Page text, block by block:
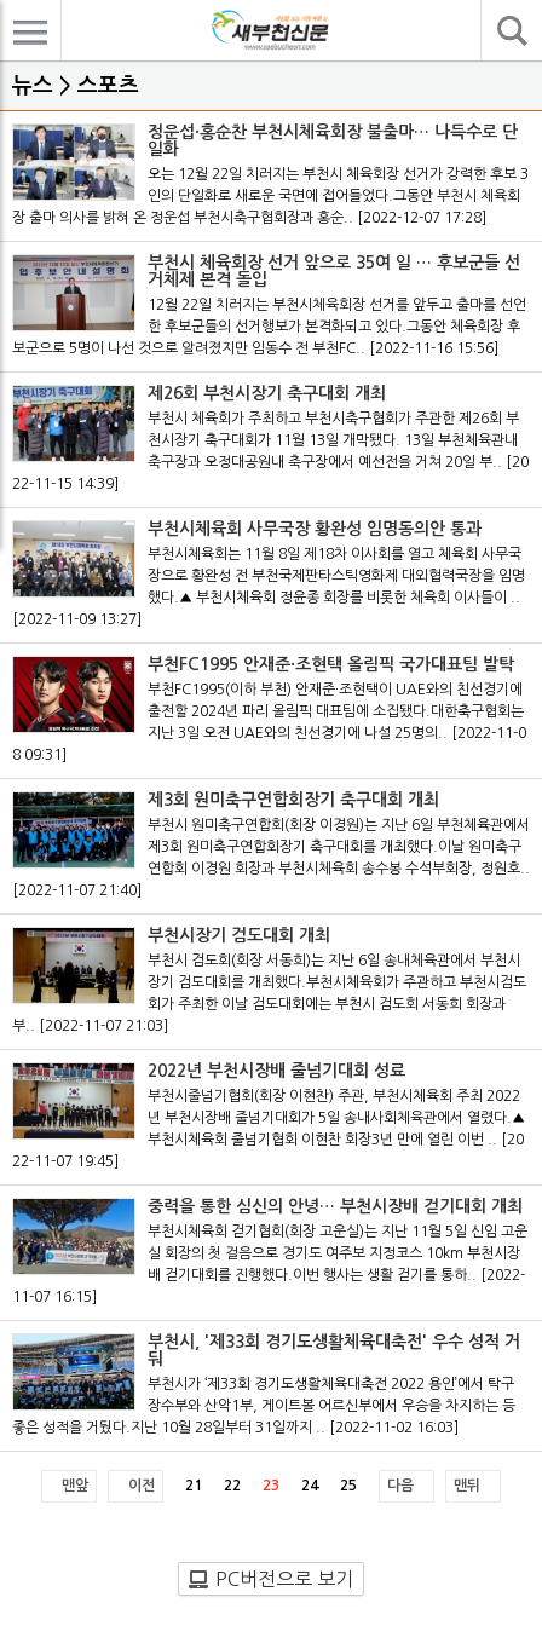
뉴스 > 스포츠
정운섭·홍순찬 부천시체육회장 불출마… 나득수로 단
일화
오는 12월 22일 치러지는 부천시 체육회장 선거가 강력한 후보 3
인의 단일화로 새로운 국면에 접어들었다.그동안 부천시 체육회
장 출마 의사를 밝혀 온 정운섭 부천시축구협회장과 홍순..
[2022-12-07 17:28]
부천시 체육회장 선거 앞으로 35여 일 … 후보군들 선
거체제 본격 돌입
12월 22일 치러지는 부천시체육회장 선거를 앞두고 출마를 선언
한 후보군들의 선거행보가 본격화되고 있다.그동안 체육회장 후
보군으로 5명이 나선 것으로 알려졌지만 임동수 전 부천FC..
[2022-11-16 15:56]
제26회 부천시장기 축구대회 개최
부천시 체육회가 주최하고 부천시축구협회가 주관한 제26회 부
천시장기 축구대회가 11월 13일 개막됐다. 13일 부천체육관내
축구장과 오정대공원내 축구장에서 예선전을 거쳐 20일 부..
[20
22-11-15 14:39]
부천시체육회 사무국장 황완성 임명동의안 통과
부천시체육회는 11월 8일 제18차 이사회를 열고 체육회 사무국
장으로 황완성 전 부천국제판타스틱영화제 대외협력국장을 임명
했다.▲ 부천시체육회 정윤종 회장를 비롯한 체육회 이사들이 ..
[2022-11-09 13:27]
부천FC1995 안재준·조현택 올림픽 국가대표팀 발탁
부천FC1995(이하 부천) 안재준·조현택이 UAE와의 친선경기에
출전할 2024년 파리 올림픽 대표팀에 소집됐다.대한축구협회는
지난 3일 오전 UAE와의 친선경기에 나설 25명의..
[2022-11-0
8 09:31]
제3회 원미축구연합회장기 축구대회 개최
부천시 원미축구연합회(회장 이경원)는 지난 6일 부천체육관에서
제3회 원미축구연합회장기 축구대회를 개최했다.이날 원미축구
연합회 이경원 회장과 부천시체육회 송수봉 수석부회장, 정원호..
[2022-11-07 21:40]
부천시장기 검도대회 개최
부천시 검도회(회장 서동희)는 지난 6일 송내체육관에서 부천시
장기 검도대회를 개최했다.부천시체육회가 주관하고 부천시검도
회가 주최한 이날 검도대회에는 부천시 검도회 서동희 회장과
부..
[2022-11-07 21:03]
2022년 부천시장배 줄넘기대회 성료
부천시줄넘기협회(회장 이현찬) 주관, 부천시체육회 주최 2022
년 부천시장배 줄넘기대회가 5일 송내사회체육관에서 열렸다.▲
부천시체육회 줄넘기협회 이현찬 회장3년 만에 열린 이번 ..
[20
22-11-07 19:45]
중력을 통한 심신의 안녕… 부천시장배 걷기대회 개최
부천시체육회 걷기협회(회장 고운실)는 지난 11월 5일 신임 고운
실 회장의 첫 걸음으로 경기도 여주보 지정코스 10km 부천시장
배 걷기대회를 진행했다.이번 행사는 생활 걷기를 통하..
[2022-
11-07 16:15]
부천시, '제33회 경기도생활체육대축전' 우수 성적 거
둬
부천시가 ‘제33회 경기도생활체육대축전 2022 용인’에서 탁구
장수부와 산악1부, 게이트볼 어르신부에서 우승을 차지하는 등
좋은 성적을 거뒀다.지난 10월 28일부터 31일까지 ..
[2022-11-02 16:03]
맨앞 이전 21 22 23 24 25 다음 맨뒤
PC버전으로 보기